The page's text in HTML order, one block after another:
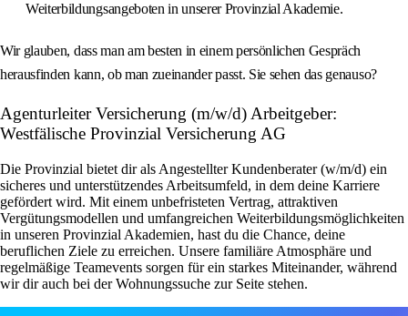
Weiterbildungsangeboten in unserer Provinzial Akademie.
Wir glauben, dass man am besten in einem persönlichen Gespräch
herausfinden kann, ob man zueinander passt. Sie sehen das genauso?
Agenturleiter Versicherung (m/w/d) Arbeitgeber:
Westfälische Provinzial Versicherung AG
Die Provinzial bietet dir als Angestellter Kundenberater (w/m/d) ein
sicheres und unterstützendes Arbeitsumfeld, in dem deine Karriere
gefördert wird. Mit einem unbefristeten Vertrag, attraktiven
Vergütungsmodellen und umfangreichen Weiterbildungsmöglichkeiten
in unseren Provinzial Akademien, hast du die Chance, deine
beruflichen Ziele zu erreichen. Unsere familiäre Atmosphäre und
regelmäßige Teamevents sorgen für ein starkes Miteinander, während
wir dir auch bei der Wohnungssuche zur Seite stehen.